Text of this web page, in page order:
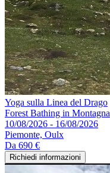
Yoga sulla Linea del Drago
Forest Bathing in Montagna
10/08/2026 - 16/08/2026
Piemonte, Oulx
Da 690 €
Richiedi informazioni